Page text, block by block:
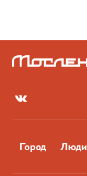
Город Люди